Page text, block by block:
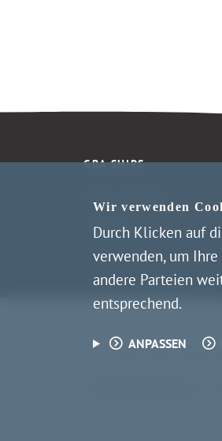
Wir verwenden
Durch Klicken auf
verwenden, um
andere Parteien
entsprechend.
ANPASSEN
GBA SHIPS
Über uns